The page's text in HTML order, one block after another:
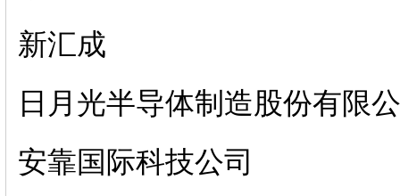
新汇成
日月光半导体制造股份有限
安靠国际科技公司